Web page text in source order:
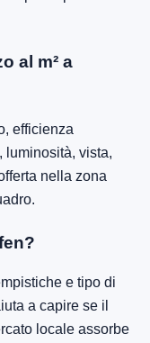
al m² a
efficienza
luminosità, vista,
nella zona
e tipo di
a capire se il
locale assorbe